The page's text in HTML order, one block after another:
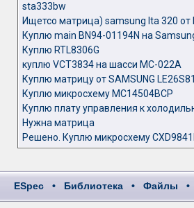
sta333bw
Ищетсо матрица) samsung lta 320 от
Куплю main BN94-01194N на
Куплю RTL8306G
куплю VCT3834 на шасси MC-022A
Куплю матрицу от SAMSUNG
Куплю микросхему MC14504BCP
Куплю плату управления к
Нужна матрица
Решено. Куплю микросхему
ESpec • Библиотека • Файлы •